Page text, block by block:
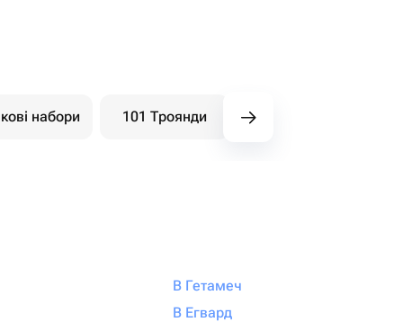
набори 101 Троянди
В Гетамеч
В Егвард